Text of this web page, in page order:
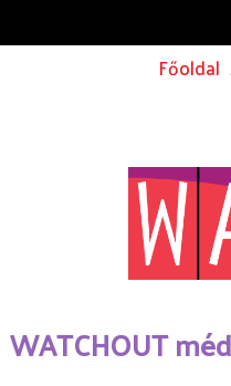
Főoldal
WATCHOUT